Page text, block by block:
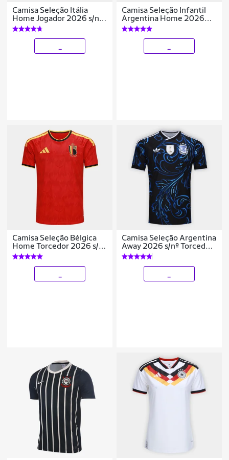
Camisa Seleção Itália
Home Jogador 2026 s/n
Adidas Masculina
Camisa Seleção Infantil
Argentina Home 2026
s/n Torcedor Adidas
Camisa Seleção Bélgica
Home Torcedor 2026 s/n
Adidas Masculina
Camisa Seleção Argentina
Away 2026 s/nº Torcedor
Adidas Originals
Masculina